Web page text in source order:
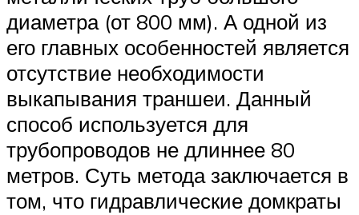
диаметра (от 800 мм). А одной из
его главных особенностей является
отсутствие необходимости
выкапывания траншеи. Данный
способ используется для
трубопроводов не длиннее 80
метров. Суть метода заключается в
том, что гидравлические домкраты